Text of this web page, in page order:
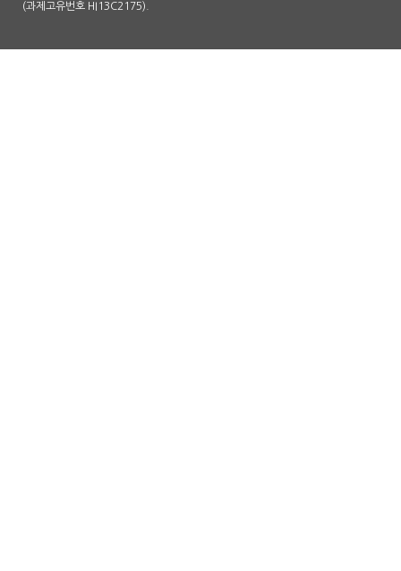
(과제고유번호 HI13C2175).